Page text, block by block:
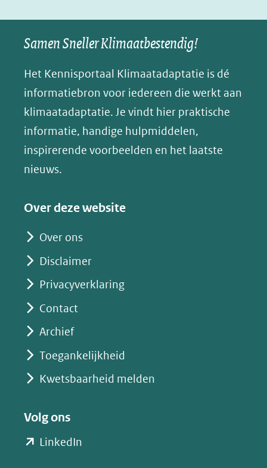
naar
een
website)
naar
een
website)
naar
een
website)
e
s
y
(opent
in
nieuw
venster)
nieuw
venster)
naar
een
andere
website)
Samen Sneller Klimaatbestendig!
Het Kennisportaal Klimaatadaptatie is dé
informatiebron voor iedereen die werkt aan
klimaatadaptatie. Je vindt hier praktische
informatie, handige hulpmiddelen,
inspirerende voorbeelden en het laatste
nieuws.
Over deze website
Over ons
Disclaimer
Privacyverklaring
Contact
Archief
Toegankelijkheid
Kwetsbaarheid melden
Volg ons
LinkedIn